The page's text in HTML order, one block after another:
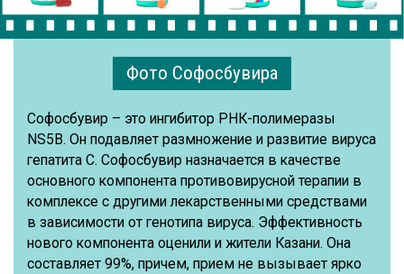
Фото Софосбувира
Софосбувир – это ингибитор РНК-полимеразы
NS5В. Он подавляет размножение и развитие вируса
гепатита С. Софосбувир назначается в качестве
основного компонента противовирусной терапии в
комплексе с другими лекарственными средствами
в зависимости от генотипа вируса. Эффективность
нового компонента оценили и жители Казани. Она
составляет 99%, причем, прием не вызывает ярко